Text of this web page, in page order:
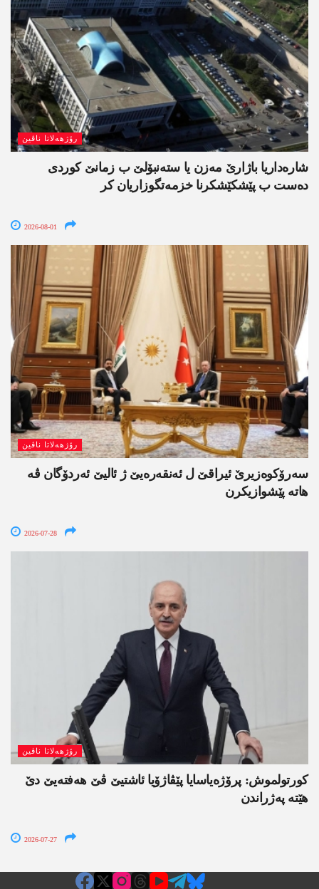
رۆژھەلاتا ناڤین
شارەداریا باژارێ مەزن یا ستەنبۆلێ ب زمانێ کوردی
دەست ب پێشکێشکرنا خزمەتگوزاریان کر
2026-08-01
رۆژھەلاتا ناڤین
سەرۆکوەزیرێ ئیراقێ ل ئەنقەرەیێ ژ ئالیێ ئەردۆگان ڤە
ھاتە پێشوازیکرن
2026-07-28
رۆژھەلاتا ناڤین
کورتولموش: پرۆژەیاسایا پێڤاژۆیا ئاشتیێ ڤێ ھەفتەیێ دێ
هێتە پەژراندن
2026-07-27